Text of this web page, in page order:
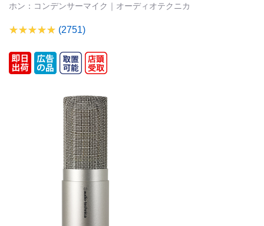
ホン：コンデンサーマイク｜オーディオテクニカ
(2751)